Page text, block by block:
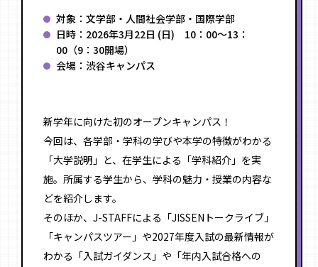
対象：文学部・人間社会学部・国際学部
日時：2026年3月22日 (日) 10：00～13：
00（9：30開場）
会場：渋谷キャンパス
新学年に向けた初のオープンキャンパス！
今回は、各学部・学科の学びや本学の特徴がわかる
「大学説明」と、在学生による「学科紹介」を実
施。所属する学生から、学科の魅力・授業の内容な
どを紹介します。
そのほか、J-STAFFによる「JISSENトークライブ」
「キャンパスツアー」や2027年度入試の最新情報が
わかる「入試ガイダンス」や「年内入試合格への